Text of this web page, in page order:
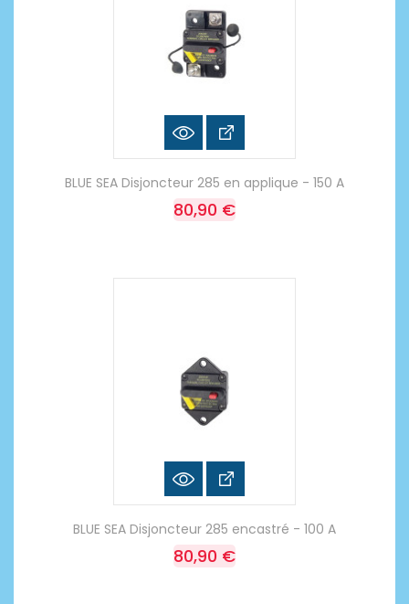
BLUE SEA Disjoncteur 285 en applique - 150 A
80,90 €
BLUE SEA Disjoncteur 285 encastré - 100 A
80,90 €